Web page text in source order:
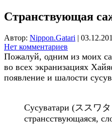
Странствующая
Автор: Nippon.Gatari |
Нет комментариев
Пожалуй, одним из моих
во всех экранизациях
появление и шалости
Сусуватари (ススワ
странсствующаяся,